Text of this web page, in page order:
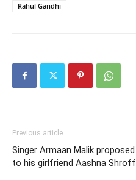
‪Rahul Gandhi‬
Previous article
Singer Armaan Malik proposed
to his girlfriend Aashna Shroff